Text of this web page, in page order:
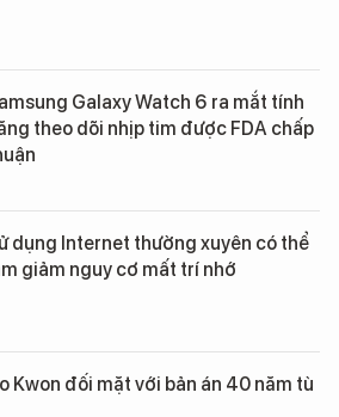
Galaxy Watch 6 ra mắt tính
theo dõi nhịp tim được FDA chấp
dụng Internet thường xuyên có thể
giảm nguy cơ mất trí nhớ
Kwon đối mặt với bản án 40 năm tù